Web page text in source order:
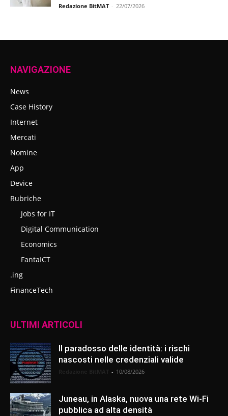
Redazione BitMAT - 22/07/2026
NAVIGAZIONE
News
Case History
Internet
Mercati
Nomine
App
Device
Rubriche
Jobs for IT
Digital Communication
Economics
FantaICT
.ing
FinanceTech
ULTIMI ARTICOLI
Il paradosso delle identità: i rischi
nascosti nelle credenziali valide
- 10/08/2026
Juneau, in Alaska, nuova una rete Wi-Fi
pubblica ad alta densità